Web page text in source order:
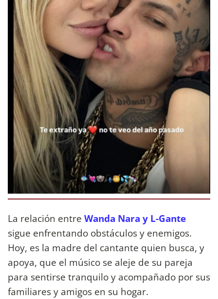
La relación entre Wanda Nara y L-Gante
sigue enfrentando obstáculos y enemigos.
Hoy, es la madre del cantante quien busca, y
apoya, que el músico se aleje de su pareja
para sentirse tranquilo y acompañado por sus
familiares y amigos en su hogar.